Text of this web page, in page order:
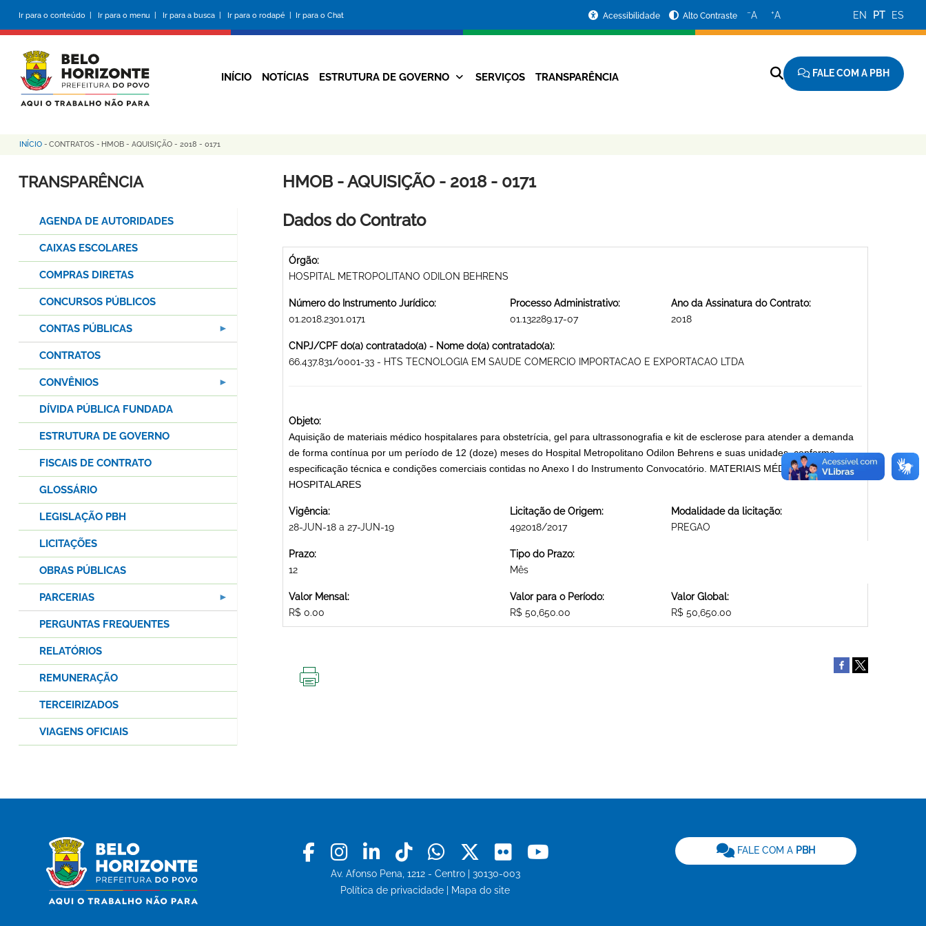
conteúdo
principal
Ir para o conteúdo | Ir para o menu | Ir para a busca | Ir para o rodapé | Ir para o Chat
da
Prefeitura
Acessibilidade Alto Contraste −A +A EN PT ES
Navegação
INÍCIO NOTÍCIAS ESTRUTURA DE GOVERNO SERVIÇOS TRANSPARÊNCIA FALE COM A PBH
Trilha
de
INÍCIO - CONTRATOS - HMOB - AQUISIÇÃO - 2018 - 0171
HMOB - AQUISIÇÃO - 2018 - 0171
Dados do Contrato
Órgão:
HOSPITAL METROPOLITANO ODILON BEHRENS
Número do Instrumento Jurídico:
01.2018.2301.0171
Processo Administrativo:
01.132289.17-07
Ano da Assinatura do Contrato:
2018
CNPJ/CPF do(a) contratado(a) - Nome do(a) contratado(a):
66.437.831/0001-33 - HTS TECNOLOGIA EM SAUDE COMERCIO IMPORTACAO E EXPORTACAO LTDA
Objeto:
Aquisição de materiais médico hospitalares para obstetrícia, gel para ultrassonografia e kit de esclerose para atender a demanda
de forma contínua por um período de 12 (doze) meses do Hospital Metropolitano Odilon Behrens e suas unidades, conforme
especificação técnica e condições comerciais contidas no Anexo I do Instrumento Convocatório. MATERIAIS MÉDICO-
HOSPITALARES
Vigência:
28-JUN-18 a 27-JUN-19
Licitação de Origem:
492018/2017
Modalidade da licitação:
PREGAO
Prazo:
12
Tipo do Prazo:
Mês
Valor Mensal:
R$ 0.00
Valor para o Período:
R$ 50,650.00
Valor Global:
R$ 50,650.00
TRANSPARÊNCIA
AGENDA DE AUTORIDADES
CAIXAS ESCOLARES
COMPRAS DIRETAS
CONCURSOS PÚBLICOS
CONTAS PÚBLICAS
CONTRATOS
CONVÊNIOS
DÍVIDA PÚBLICA FUNDADA
ESTRUTURA DE GOVERNO
FISCAIS DE CONTRATO
GLOSSÁRIO
LEGISLAÇÃO PBH
LICITAÇÕES
OBRAS PÚBLICAS
PARCERIAS
PERGUNTAS FREQUENTES
RELATÓRIOS
REMUNERAÇÃO
TERCEIRIZADOS
VIAGENS OFICIAIS
Facebook
Instagram
LinkedinTiktokWhatsapp
X Flickr
Av. Afonso Pena, 1212 - Centro | 30130-003
Política de privacidade
Mapa do site
FALE COM A PBH